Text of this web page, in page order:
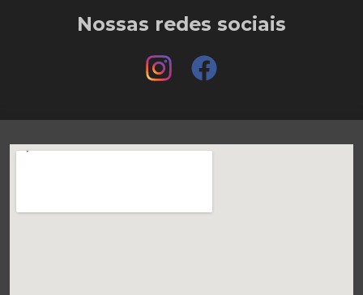
Nossas redes sociais